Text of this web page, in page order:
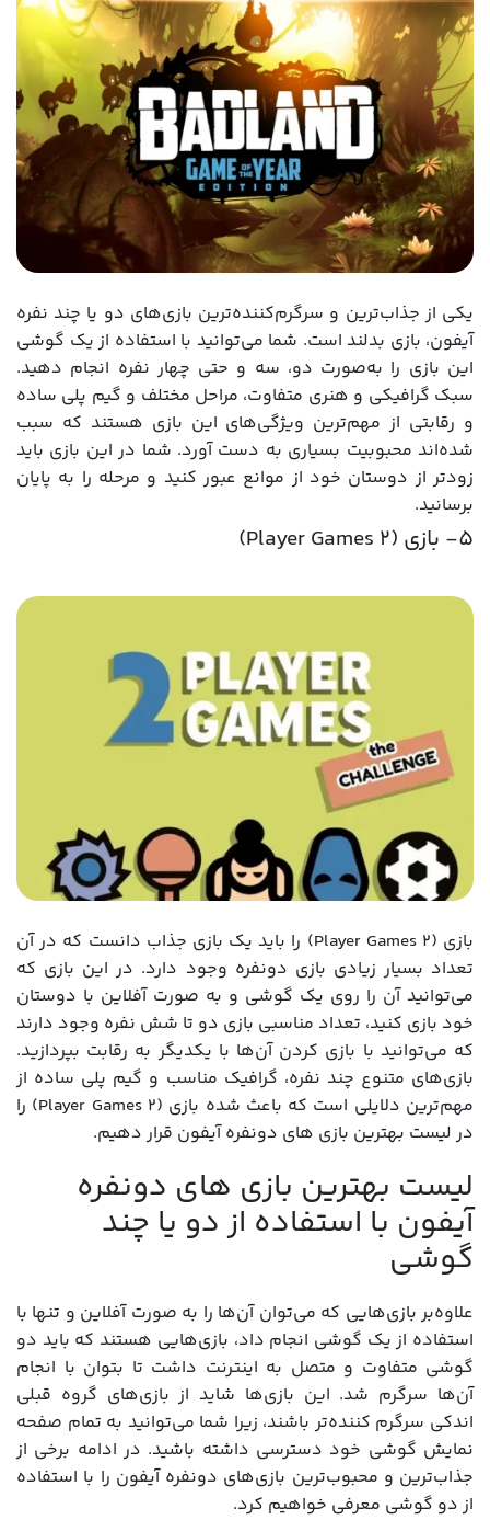
یکی از جذاب‌ترین و سرگرم‌کننده‌ترین بازی‌های دو یا چند نفره
آیفون، بازی بدلند است. شما می‌توانید با استفاده از یک گوشی
این بازی را به‌صورت دو، سه و حتی چهار نفره انجام دهید.
سبک گرافیکی و هنری متفاوت، مراحل مختلف و گیم پلی ساده
و رقابتی از مهم‌ترین ویژگی‌های این بازی هستند که سبب
شده‌اند محبوبیت بسیاری به دست آورد. شما در این بازی باید
زودتر از دوستان خود از موانع عبور کنید و مرحله را به پایان
برسانید.
5- بازی (Player Games 2)
بازی (2 Player Games) را باید یک بازی جذاب دانست که در آن
تعداد بسیار زیادی بازی دونفره وجود دارد. در این بازی که
می‌توانید آن را روی یک گوشی و به صورت آفلاین با دوستان
خود بازی کنید، تعداد مناسبی بازی دو تا شش نفره وجود دارند
که می‌توانید با بازی کردن آن‌ها با یکدیگر به رقابت بپردازید.
بازی‌های متنوع چند نفره، گرافیک مناسب و گیم پلی ساده از
مهم‌ترین دلایلی است که باعث شده بازی (2 Player Games) را
در لیست بهترین بازی های دونفره آیفون قرار دهیم.
لیست بهترین بازی های دونفره
آیفون با استفاده از دو یا چند
گوشی
علاوه‌بر بازی‌هایی که می‌توان آن‌ها را به صورت آفلاین و تنها با
استفاده از یک گوشی انجام داد، بازی‌هایی هستند که باید دو
گوشی متفاوت و متصل به اینترنت داشت تا بتوان با انجام
آن‌ها سرگرم شد. این بازی‌ها شاید از بازی‌های گروه قبلی
اندکی سرگرم کننده‌تر باشند، زیرا شما می‌توانید به تمام صفحه
‌نمایش گوشی خود دسترسی داشته باشید. در ادامه برخی از
جذاب‌ترین و محبوب‌ترین بازی‌های دونفره آیفون را با استفاده
از دو گوشی معرفی خواهیم کرد.